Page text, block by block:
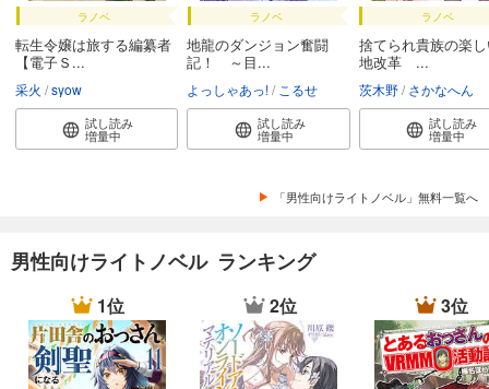
ラノベ
転生令嬢は旅する編纂者
【電子Ｓ...
采火 syow
試し読み
増量中
ラノベ
地龍のダンジョン奮闘
記！ ～目...
よっしゃあっ! こるせ
試し読み
増量中
ラノベ
捨てられ貴族の楽
地改革 ...
茨木野 さかなへん
試し読み
増量中
「男性向けライトノベル」無料一覧へ
男性向けライトノベル ランキング
1位 2位 3位